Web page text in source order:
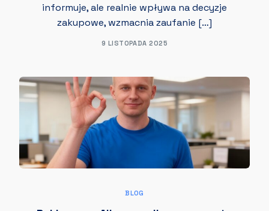
informuje, ale realnie wpływa na decyzje
zakupowe, wzmacnia zaufanie […]
9 LISTOPADA 2025
BLOG